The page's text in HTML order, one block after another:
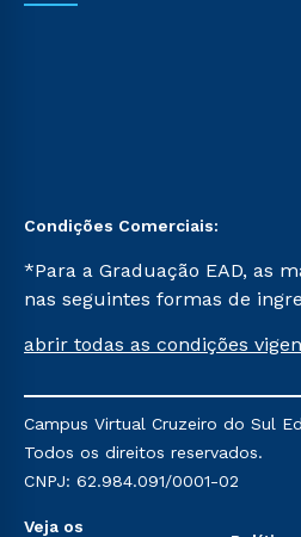
Condições Comerciais:
*Para a Graduação EAD, as
nas seguintes formas de
Já para as demais, a taxa de
mencionadas são referentes
Religioso, Geografia para a
do Ensino de História:
abrir todas as condições
Campus Virtual Cruzeiro do Sul
Todos os direitos reservados.
CNPJ: 62.984.091/0001-02
Veja os